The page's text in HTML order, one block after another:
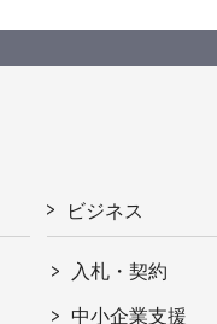
ビジネス
入札・契約
中小企業支援